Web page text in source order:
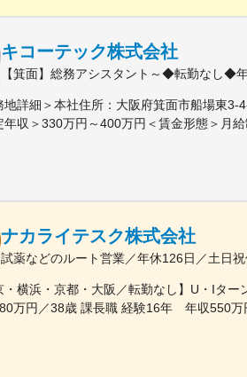
キコーテック株式会社
【箕面】総務アシスタント～◆転勤なし◆
ナカライテスク株式会社
試薬などのルート営業／年休126日／土日